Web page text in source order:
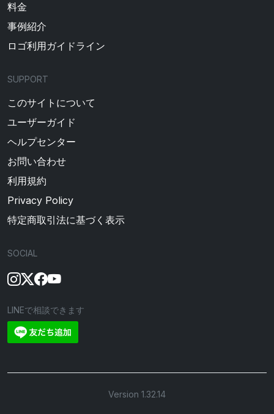
料金
事例紹介
ロゴ利用ガイドライン
SUPPORT
このサイトについて
ユーザーガイド
ヘルプセンター
お問い合わせ
利用規約
Privacy Policy
特定商取引法に基づく表示
SOCIAL
LINEで相談できます
Version 1.32.14